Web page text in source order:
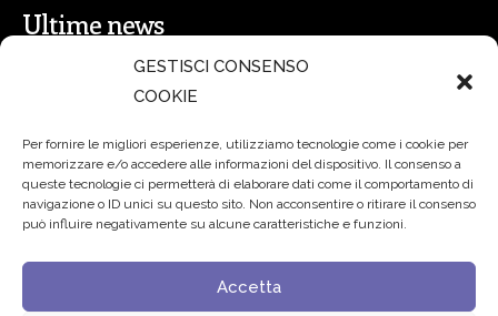
GESTISCI CONSENSO
COOKIE
Per fornire le migliori esperienze, utilizziamo tecnologie come i cookie per
memorizzare e/o accedere alle informazioni del dispositivo. Il consenso a
queste tecnologie ci permetterà di elaborare dati come il comportamento di
navigazione o ID unici su questo sito. Non acconsentire o ritirare il consenso
può influire negativamente su alcune caratteristiche e funzioni.
Accetta
Ultime news
secsolutionforum 2026: è Bologna la nuova capitale
Padre Benanti: «Intelligenza artificiale? Contro i nuovi
algoritmi del potere serve una governance condivisa»
Edvance – Digital Education Hub Higher Education